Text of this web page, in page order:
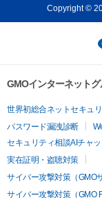
Copyright ©
GMOインターネット
世界初総合ネットセキュ
パスワード漏洩診断
セキュリティ相談AIチャッ
実在証明・盗聴対策
サイバー攻撃対策（GMO
サイバー攻撃対策（GMO